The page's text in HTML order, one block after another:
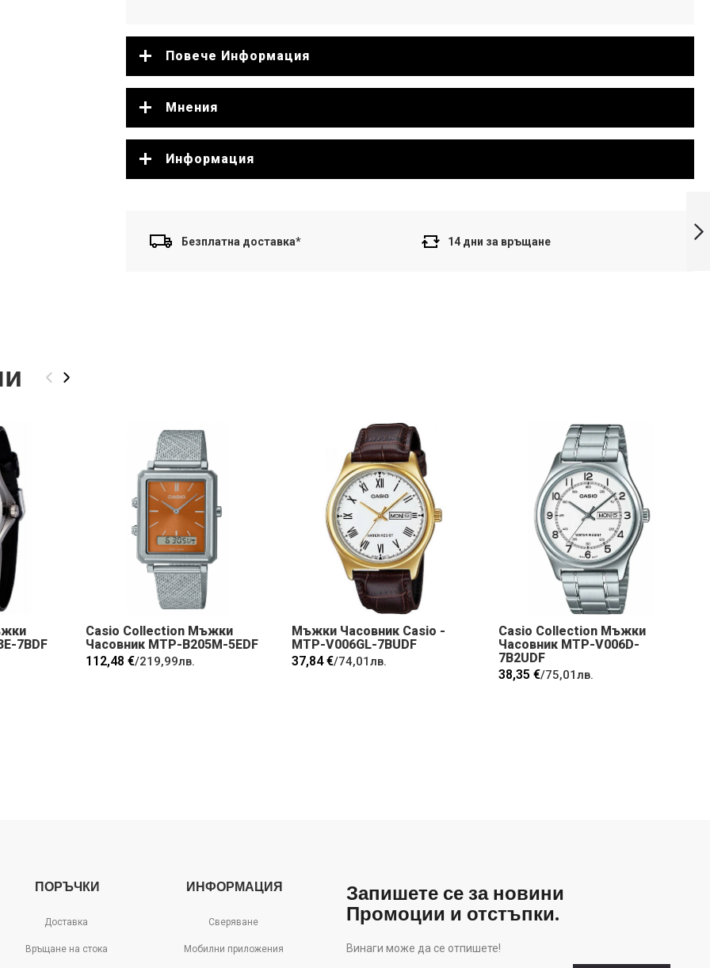
Повече Информация
Мнения
Информация
Безплатна доставка* 14 дни за връщане
‹ ›
7BDF
Casio Collection Мъжки
Часовник MTP-B205M-5EDF
112,48 €/219,99лв.
Мъжки Часовник Casio -
MTP-V006GL-7BUDF
37,84 €/74,01лв.
Casio Collection Мъжки
Часовник MTP-V006D-
7B2UDF
38,35 €/75,01лв.
Запишете се за новини
Промоции и отстъпки.
Винаги може да се отпишете!
ПОРЪЧКИ
Доставка
Връщане на стока
ИНФОРМАЦИЯ
Сверяване
Мобилни приложения